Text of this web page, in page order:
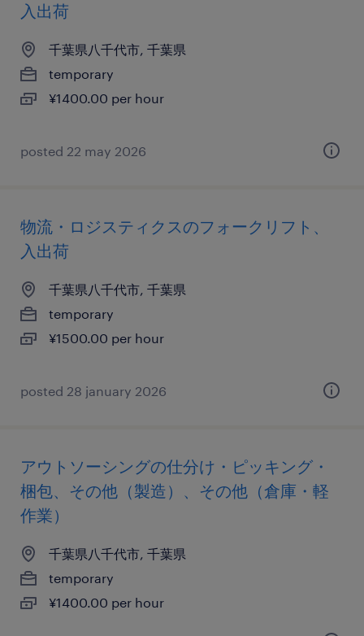
入出荷
千葉県八千代市, 千葉県
temporary
¥1400.00 per hour
posted 22 may 2026
物流・ロジスティクスのフォークリフト、
入出荷
千葉県八千代市, 千葉県
temporary
¥1500.00 per hour
posted 28 january 2026
アウトソーシングの仕分け・ピッキング・
梱包、その他（製造）、その他（倉庫・軽
作業）
千葉県八千代市, 千葉県
temporary
¥1400.00 per hour